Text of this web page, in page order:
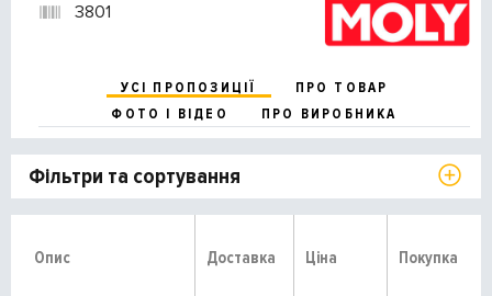
3801
УСІ ПРОПОЗИЦІЇ
ПРО ТОВАР
ФОТО І ВІДЕО
ПРО ВИРОБНИКА
Фільтри та сортування
Опис Доставка Ціна Покупка